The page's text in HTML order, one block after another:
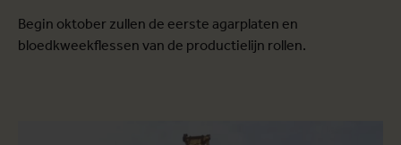
Begin oktober zullen de eerste agarplaten en
bloedkweekflessen van de productielijn rollen.